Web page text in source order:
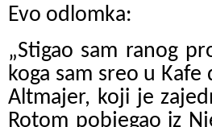
Evo odlomka:
„Stigao sam ranog
koga sam sreo u
Altmajer, koji je
Rotom pobjegao iz